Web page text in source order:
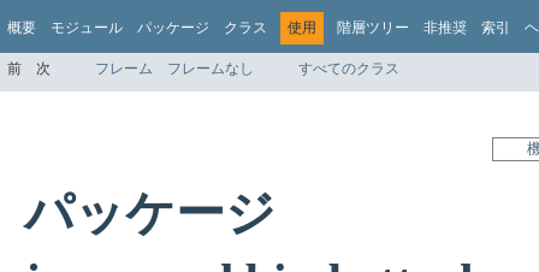
概要 モジュール パッケージ クラス 使用 階層ツリー 非推奨 索引
前 次 フレーム フレームなし すべてのクラス
パッケージ